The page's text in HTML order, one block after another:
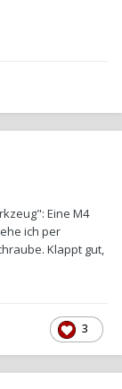
Eine M4
ich per
Klappt gut,
3